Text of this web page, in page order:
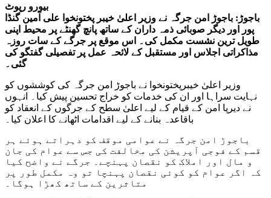
بیورو رپوٹ
باجوڑ: باجوڑ امن جرگہ نے وزیر اعلیٰ خیبر پختونخوا علی آمین گنڈا
پور اور دیگر صوبائی ذمہ داران کے ساتھ پانچ گھنٹے پر محیط اپنی
طویل ترین نشست مکمل کی۔ اس موقع پر جرگے کے سات روزہ
مذاکراتی اجلاس اور مستقبل کے لائحہ عمل پر تفصیلی گفتگو کی
گئی۔
وزیر اعلیٰ خیبرپختونخوا نے باجوڑ امن جرگہ کی کوششوں کو
نہایت سراہا اور ان کی خدمات کو خراج تحسین پیش کیا۔ انہوں
نے دیرپا امن کے قیام کے لیے اعلیٰ سطح کے جرگوں کے انعقاد کو
باقاعدہ بنانے کے لیے اقدامات اٹھانے کا اعلان کیا۔
باجوڑ امن جرگہ نے عوامی موقف کو دہراتے ہوئے ہر
قسم کے فوجی آپریشن کی مخالفت کی جس سے عوام کی جان
و مال اور املاک کو نقصان پہنچے۔ جرگے نے واضح کیا
کہ اگر عوام کو کوئی نقصان پہنچا تو وہ مکمل طور پر
متاثرین کے ساتھ کھڑا ہوگا۔